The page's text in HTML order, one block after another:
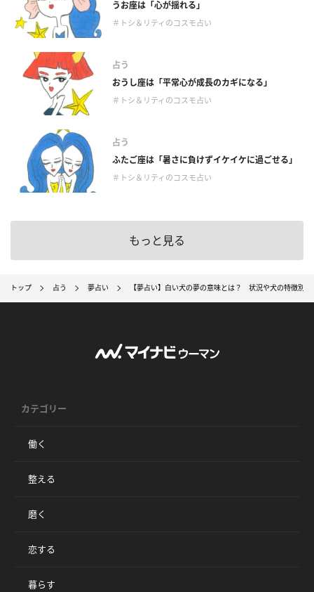
うお座は「心が揺れる」
＃トシ＆リティのコスモ占い
占う
おうし座は「平常心が成長のカギになる」
＃トシ＆リティのコスモ占い
占う
ふたご座は「暑さに負けずイケイケに過ごせる」
＃トシ＆リティのコスモ占い
もっと見る
トップ 占う 夢占い 【夢占い】白い犬の夢の意味とは？ 状況や犬の特徴別
カテゴリー
働く
整える
磨く
恋する
暮らす